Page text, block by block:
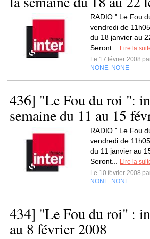
RADIO " Le Fou
vendredi de
du 18 janvier au
Seront...
Lire la
Le 17 février 2008
NONE NONE
436] "Le Fou du roi ":
semaine du 11 au 15
RADIO " Le Fou
vendredi de
du 11 janvier au
Seront...
Lire la
Le 10 février 2008
NONE NONE
434] "Le Fou du roi" :
au 8 février 2008